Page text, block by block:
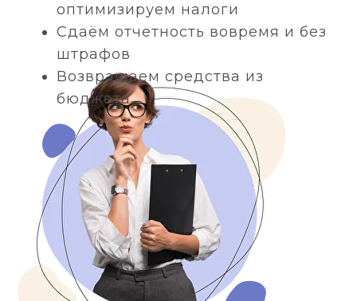
оптимизируем налоги
Сдаём отчетность вовремя и без
штрафов
Возвращаем средства из
бюджета